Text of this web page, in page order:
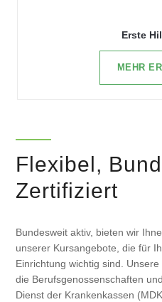
Erste
MEHR
Flexibel,
Zertifiziert
Bundesweit aktiv, bieten wir
unserer Kursangebote, die für
Einrichtung wichtig sind.
die Berufsgenossenschaften
Dienst der Krankenkassen